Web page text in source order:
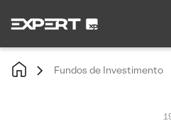
Fundos de Investimento